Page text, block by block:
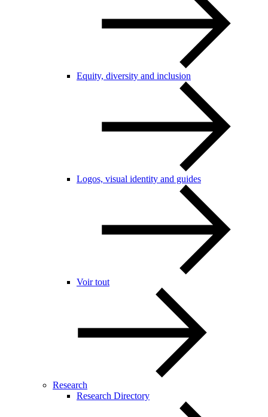
Equity, diversity and inclusion
Logos, visual identity and guides
Voir tout
Research
Research Directory